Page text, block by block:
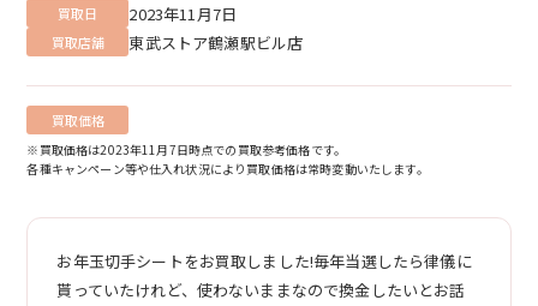
買取日 2023年11月7日
買取店舗 東武ストア鶴瀬駅ビル店
買取価格
※買取価格は2023年11月7日時点での買取参考価格です。
各種キャンペーン等や仕入れ状況により買取価格は常時変動いたします。
お年玉切手シートをお買取しました!毎年当選したら律儀に
貰っていたけれど、使わないままなので換金したいとお話